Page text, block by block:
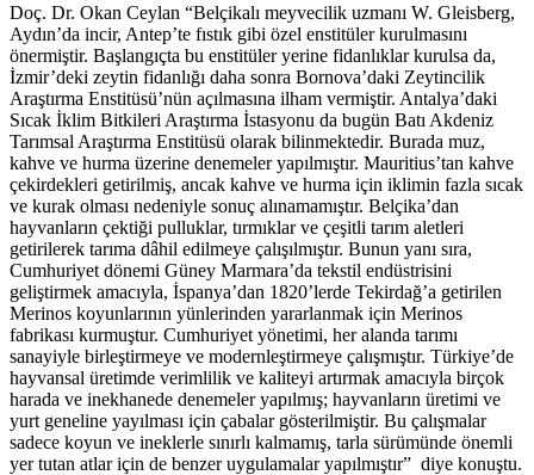
Doç. Dr. Okan Ceylan “Belçikalı meyvecilik uzmanı W. Gleisberg,
Aydın’da incir, Antep’te fıstık gibi özel enstitüler kurulmasını
önermiştir. Başlangıçta bu enstitüler yerine fidanlıklar kurulsa da,
İzmir’deki zeytin fidanlığı daha sonra Bornova’daki Zeytincilik
Araştırma Enstitüsü’nün açılmasına ilham vermiştir. Antalya’daki
Sıcak İklim Bitkileri Araştırma İstasyonu da bugün Batı Akdeniz
Tarımsal Araştırma Enstitüsü olarak bilinmektedir. Burada muz,
kahve ve hurma üzerine denemeler yapılmıştır. Mauritius’tan kahve
çekirdekleri getirilmiş, ancak kahve ve hurma için iklimin fazla sıcak
ve kurak olması nedeniyle sonuç alınamamıştır. Belçika’dan
hayvanların çektiği pulluklar, tırmıklar ve çeşitli tarım aletleri
getirilerek tarıma dâhil edilmeye çalışılmıştır. Bunun yanı sıra,
Cumhuriyet dönemi Güney Marmara’da tekstil endüstrisini
geliştirmek amacıyla, İspanya’dan 1820’lerde Tekirdağ’a getirilen
Merinos koyunlarının yünlerinden yararlanmak için Merinos
fabrikası kurmuştur. Cumhuriyet yönetimi, her alanda tarımı
sanayiyle birleştirmeye ve modernleştirmeye çalışmıştır. Türkiye’de
hayvansal üretimde verimlilik ve kaliteyi artırmak amacıyla birçok
harada ve inekhanede denemeler yapılmış; hayvanların üretimi ve
yurt geneline yayılması için çabalar gösterilmiştir. Bu çalışmalar
sadece koyun ve ineklerle sınırlı kalmamış, tarla sürümünde önemli
yer tutan atlar için de benzer uygulamalar yapılmıştır” diye konuştu.